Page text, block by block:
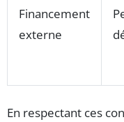
Financement
externe
En respectant ces